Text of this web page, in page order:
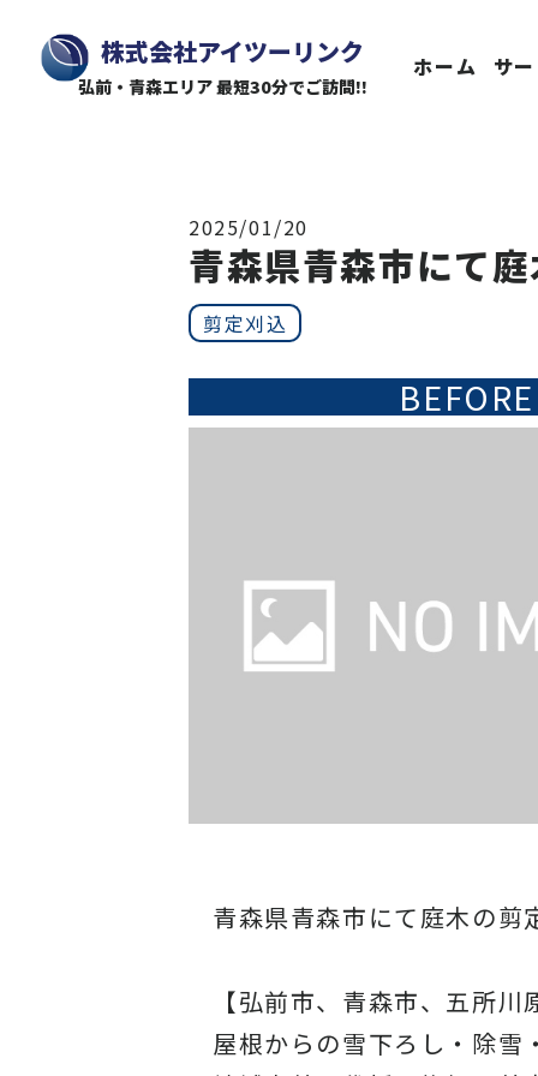
株式会社アイツーリンク
弘前・青森エリア 最短30分でご訪問!!
ホーム サ
2025/01/20
青森県青森市にて
剪定刈込
BEFORE
青森県青森市にて庭木の剪
【弘前市、青森市、五所
屋根からの雪下ろし・除